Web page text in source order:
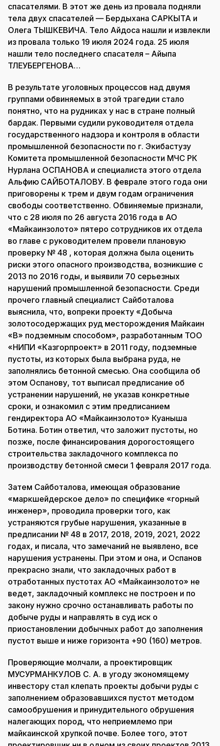
спасателями. В этот же день из провала подняли
тела двух спасателей — Бердыхана САРКЫТА и
Олега ТЫШКЕВИЧА. Тело Айдоса нашли и извлекли
из провала только 19 июля 2024 года. 25 июля
нашли тело последнего спасателя – Айыпа
ТЛЕУБЕРГЕНОВА…
В результате уголовных процессов над двумя
группами обвиняемых в этой трагедии стало
понятно, что на рудниках у нас в стране полный
бардак. Первыми судили руководителя отдела
государственного надзора и контроля в области
промышленной безопасности по г. Экибастузу
Комитета промышленной безопасности МЧС РК
Нурлана ОСПАНОВА и специалиста этого отдела
Альфию САЙБОТАЛОВУ. В феврале этого года они
приговорены к трем и двум годам ограничения
свободы соответственно. Обвиняемые признали,
что с 28 июля по 26 августа 2016 года в АО
«Майкаинзолото» пятеро сотрудников их отдела
во главе с руководителем провели плановую
проверку № 48 , которая должна была оценить
риски этого опасного производства, возникшие с
2013 по 2016 годы, и выявили 70 серьезных
нарушений промышленной безопасности. Среди
прочего главный специалист Сайботалова
выяснила, что, вопреки проекту «Добыча
золотосодержащих руд месторождения Майкаин
«В» подземным способом», разработанным ТОО
«НИПИ «Казгорпроект» в 2011 году, подземные
пустоты, из которых была выбрана руда, не
заполнялись бетонной смесью. Она сообщила об
этом Оспанову, тот выписал предписание об
устранении нарушений, не указав конкретные
сроки, и ознакомил с этим предписанием
гендиректора АО «Майкаинзолото» Куаныша
Ботина. Ботин ответил, что заложит пустоты, но
позже, после финансирования дорогостоящего
строительства закладочного комплекса по
производству бетонной смеси 1 февраля 2017 года.
Затем Сайботалова, имеющая образование
«маркшейдерское дело» по специфике «горный
инженер», проводила проверки того, как
устраняются грубые нарушения, указанные в
предписании № 48 в 2017, 2018, 2019, 2021, 2022
годах, и писала, что замечаний не выявлено, все
нарушения устранены. При этом и она, и Оспанов
прекрасно знали, что закладочных работ в
отработанных пустотах АО «Майкаинзолото» не
ведет, закладочный комплекс не построен и по
закону нужно срочно останавливать работы по
добыче руды и направлять в суд иск о
приостановлении добычных работ до заполнения
пустот выше и ниже горизонта +90 (160) метров.
Проверяющие молчали, а проектировщик
МУСУРМАНКУЛОВ С. А. в угоду экономящему
инвестору стал клепать проекты добычи руды с
заполнением образовавшихся пустот методом
самообрушения и принудительного обрушения
налегающих пород, что неприемлемо при
майкаинской хрупкой почве. Более того, этот